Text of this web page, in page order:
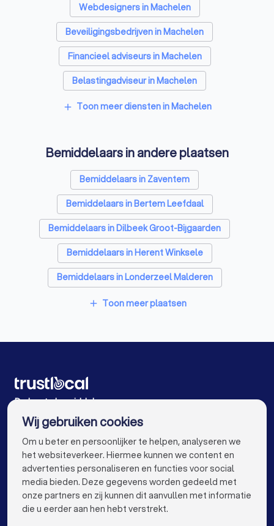
Webdesigners in Machelen
Beveiligingsbedrijven in Machelen
Financieel adviseurs in Machelen
Belastingadviseur in Machelen
Videografen in Machelen
add Toon meer diensten in Machelen
Bemiddelaars in andere plaatsen
Bemiddelaars in Zaventem
Bemiddelaars in Bertem Leefdaal
Bemiddelaars in Dilbeek Groot-Bijgaarden
Bemiddelaars in Herent Winksele
Bemiddelaars in Londerzeel Malderen
Bemiddelaars in Willebroek
Bemiddelaars in Leuven Heverlee
Bemiddelaars in Leuven Kessel-Lo
Bemiddelaars in Antwerpen
Bemiddelaars in Brugge
Bemiddelaars in Aalst
Bemiddelaars in Mechelen
Bemiddelaars in Kortrijk
Bemiddelaars in Hasselt
add Toon meer plaatsen
De beste bemiddelaars voor u
VOOR PARTICULIEREN keyboard_arrow_down
Wij gebruiken cookies
Om u beter en persoonlijker te helpen, analyseren we
het websiteverkeer. Hiermee kunnen we content en
advertenties personaliseren en functies voor social
media bieden. Deze gegevens worden gedeeld met
onze partners en zij kunnen dit aanvullen met informatie
die u eerder aan hen hebt verstrekt.